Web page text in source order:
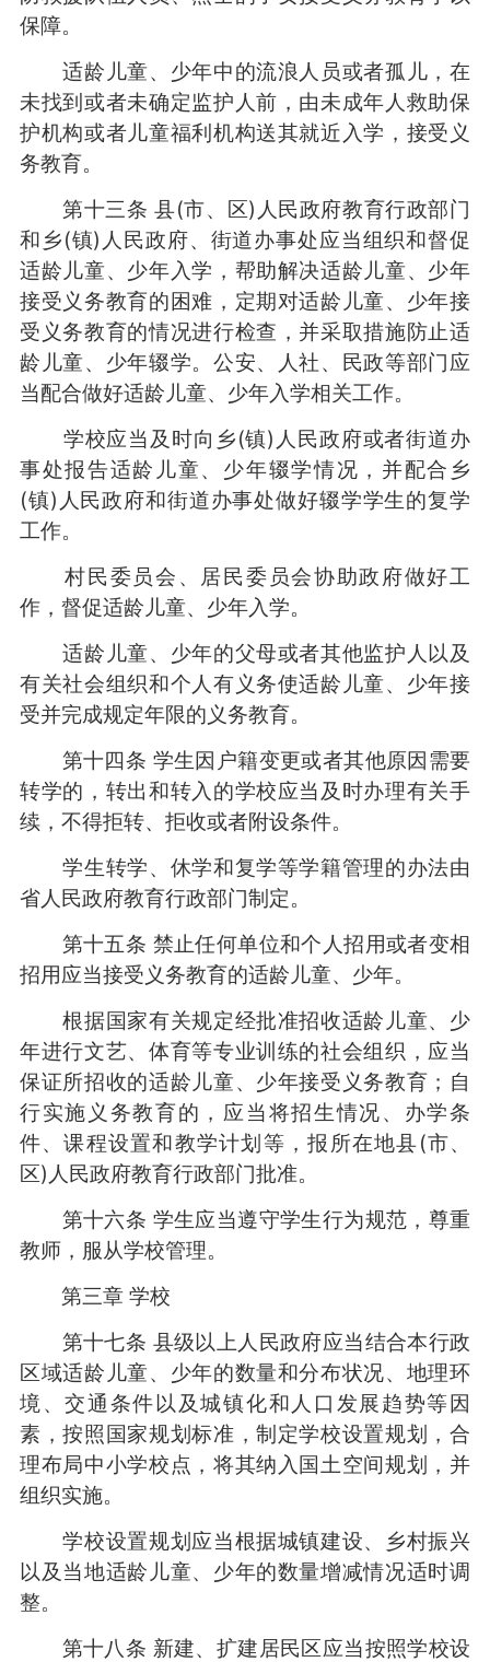
保障。
适龄儿童、少年中的流浪人员或者孤儿，在
未找到或者未确定监护人前，由未成年人救助保
护机构或者儿童福利机构送其就近入学，接受义
务教育。
第十三条 县(市、区)人民政府教育行政部门
和乡(镇)人民政府、街道办事处应当组织和督促
适龄儿童、少年入学，帮助解决适龄儿童、少年
接受义务教育的困难，定期对适龄儿童、少年接
受义务教育的情况进行检查，并采取措施防止适
龄儿童、少年辍学。公安、人社、民政等部门应
当配合做好适龄儿童、少年入学相关工作。
学校应当及时向乡(镇)人民政府或者街道办
事处报告适龄儿童、少年辍学情况，并配合乡
(镇)人民政府和街道办事处做好辍学学生的复学
工作。
村民委员会、居民委员会协助政府做好工
作，督促适龄儿童、少年入学。
适龄儿童、少年的父母或者其他监护人以及
有关社会组织和个人有义务使适龄儿童、少年接
受并完成规定年限的义务教育。
第十四条 学生因户籍变更或者其他原因需要
转学的，转出和转入的学校应当及时办理有关手
续，不得拒转、拒收或者附设条件。
学生转学、休学和复学等学籍管理的办法由
省人民政府教育行政部门制定。
第十五条 禁止任何单位和个人招用或者变相
招用应当接受义务教育的适龄儿童、少年。
根据国家有关规定经批准招收适龄儿童、少
年进行文艺、体育等专业训练的社会组织，应当
保证所招收的适龄儿童、少年接受义务教育；自
行实施义务教育的，应当将招生情况、办学条
件、课程设置和教学计划等，报所在地县(市、
区)人民政府教育行政部门批准。
第十六条 学生应当遵守学生行为规范，尊重
教师，服从学校管理。
第三章 学校
第十七条 县级以上人民政府应当结合本行政
区域适龄儿童、少年的数量和分布状况、地理环
境、交通条件以及城镇化和人口发展趋势等因
素，按照国家规划标准，制定学校设置规划，合
理布局中小学校点，将其纳入国土空间规划，并
组织实施。
学校设置规划应当根据城镇建设、乡村振兴
以及当地适龄儿童、少年的数量增减情况适时调
整。
第十八条 新建、扩建居民区应当按照学校设